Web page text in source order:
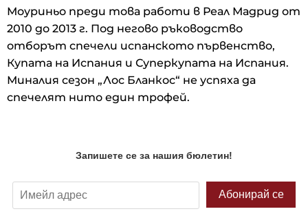
Моуриньо преди това работи в Реал Мадрид от
2010 до 2013 г. Под негово ръководство
отборът спечели испанското първенство,
Купата на Испания и Суперкупата на Испания.
Миналия сезон „Лос Бланкос“ не успяха да
спечелят нито един трофей.